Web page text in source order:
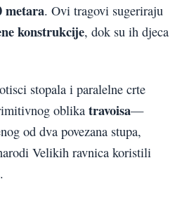
metara. Ovi tragovi sugeriraju
konstrukcije, dok su ih djeca
stopala i paralelne crte
oblika travoisa—
od dva povezana stupa,
Velikih ravnica koristili